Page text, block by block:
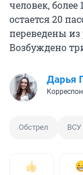
человек, более
остается 20
переведены
Возбуждено
Дарья
Обстрел ВСУ